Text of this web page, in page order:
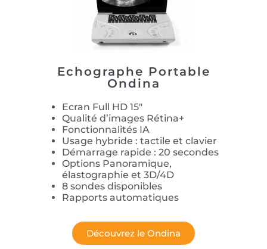
Echographe Portable
Ondina
Ecran Full HD 15″
Qualité d’images Rétina+
Fonctionnalités IA
Usage hybride : tactile et clavier
Démarrage rapide : 20 secondes
Options Panoramique,
élastographie et 3D/4D
8 sondes disponibles
Rapports automatiques
Découvrez le Ondina